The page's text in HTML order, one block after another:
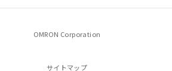
OMRON Corporation
サイトマップ